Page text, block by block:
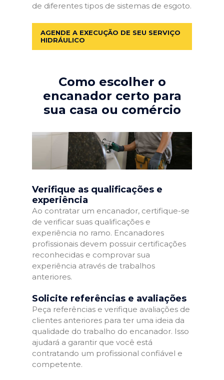
de diferentes tipos de sistemas de esgoto.
AGENDE A EXECUÇÃO DE SEU SERVIÇO
HIDRÁULICO
Como escolher o
encanador certo para
sua casa ou comércio
Verifique as qualificações e
experiência
Ao contratar um encanador, certifique-se
de verificar suas qualificações e
experiência no ramo. Encanadores
profissionais devem possuir certificações
reconhecidas e comprovar sua
experiência através de trabalhos
anteriores.
Solicite referências e avaliações
Peça referências e verifique avaliações de
clientes anteriores para ter uma ideia da
qualidade do trabalho do encanador. Isso
ajudará a garantir que você está
contratando um profissional confiável e
competente.